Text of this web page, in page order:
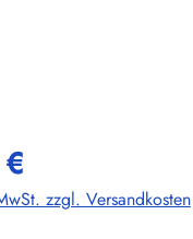
zzgl. Versandkosten